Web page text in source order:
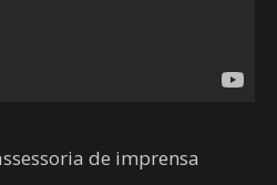
de imprensa